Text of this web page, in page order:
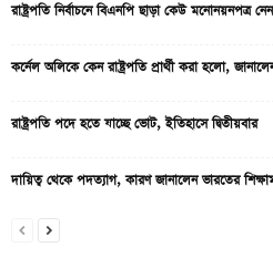
রাষ্ট্রপতি নির্বাচনে বিএনপি ছাড়া কেউ মনোনয়নপত্র
কর্নেল অলিকে কেন রাষ্ট্রপতি প্রার্থী করা হলো,
রাষ্ট্রপতি পদে হতে যাচ্ছে ভোট, ইতিহাসে দ্বিতীয়বার
দায়িত্ব থেকে পদত্যাগ, কারণ জানালেন ভারতের